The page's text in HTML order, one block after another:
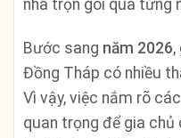
nhà trọn gói qua từng
Bước sang năm 2026,
Đồng Tháp có nhiều
Vì vậy, việc nắm rõ
quan trọng để gia chủ